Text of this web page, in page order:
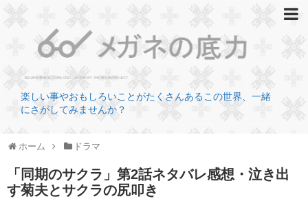
楽しい事やおもしろいことがたくさんあるこの世界、一緒
にさがしてみませんか？
ホーム ドラマ
「同期のサクラ」第2話ネタバレ感想・泣き出
す菊夫とサクラの尻叩き